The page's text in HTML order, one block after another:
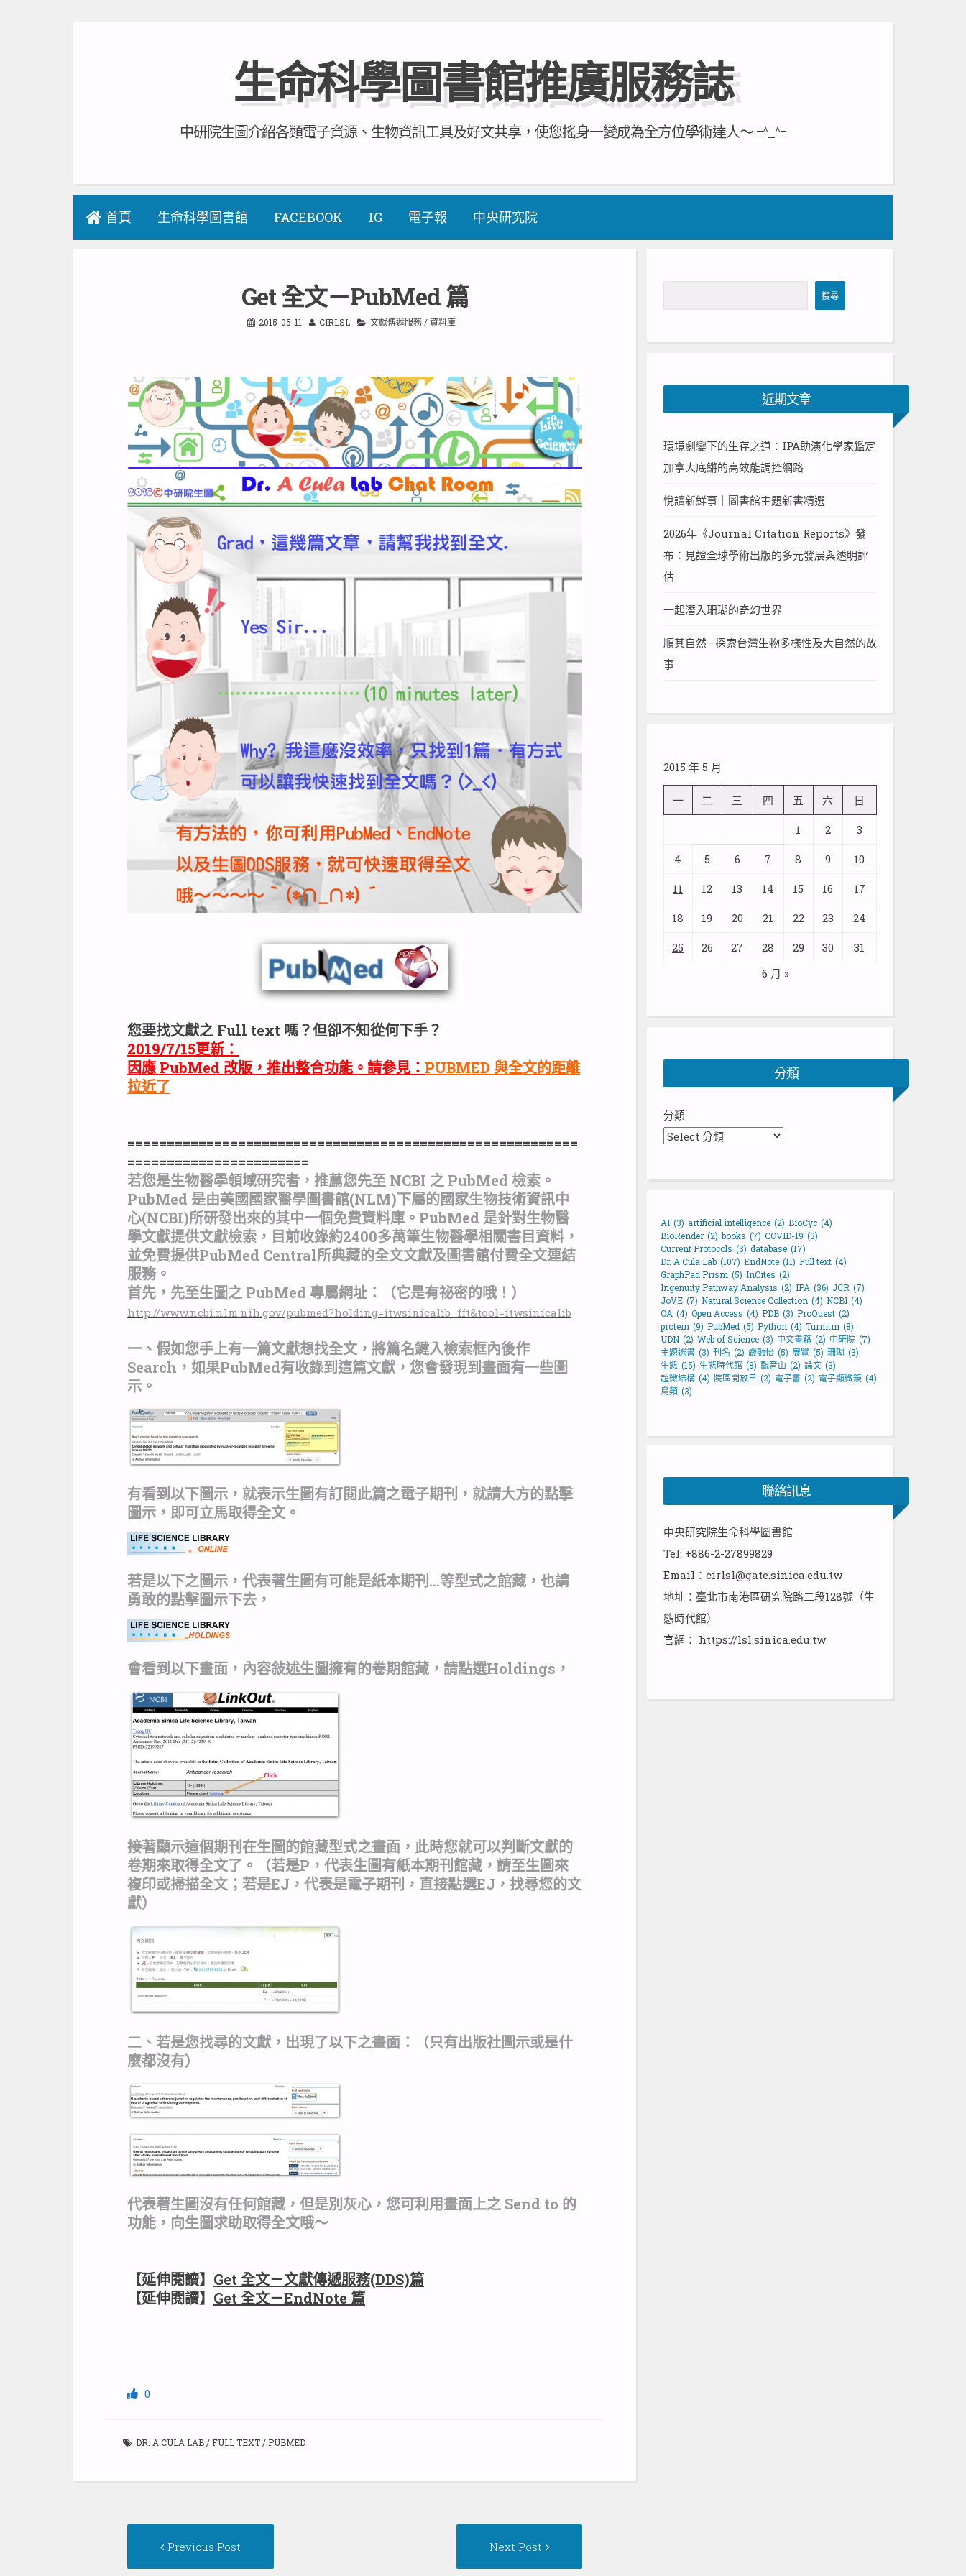
生命科學圖書館推廣服務誌
中研院生圖介紹各類電子資源、生物資訊工具及好文共享，使您搖身一變成為全方位學術達人～ =^_^=
首頁 生命科學圖書館 FACEBOOK IG 電子報 中央研究院
Get 全文－PubMed 篇
2015-05-11 CIRLSL 文獻傳遞服務/資料庫
您要找文獻之 Full text 嗎？但卻不知從何下手？
2019/7/15更新：
因應 PubMed 改版，推出整合功能。請參見： PUBMED 與全文的距離
拉近了
=========================================================
=======================
若您是生物醫學領域研究者，推薦您先至 NCBI 之 PubMed 檢索。
PubMed 是由美國國家醫學圖書館(NLM)下屬的國家生物技術資訊中
心(NCBI)所研發出來的其中一個免費資料庫。PubMed 是針對生物醫
學文獻提供文獻檢索，目前收錄約2400多萬筆生物醫學相關書目資料，
並免費提供PubMed Central所典藏的全文文獻及圖書館付費全文連結
服務。
首先，先至生圖之 PubMed 專屬網址：（它是有祕密的哦！）
http://www.ncbi.nlm.nih.gov/pubmed?holding=itwsinicalib_fft&tool=itwsinicalib
一、假如您手上有一篇文獻想找全文，將篇名鍵入檢索框內後作
Search，如果PubMed有收錄到這篇文獻，您會發現到畫面有一些圖
示。
有看到以下圖示，就表示生圖有訂閱此篇之電子期刊，就請大方的點擊
圖示，即可立馬取得全文。
若是以下之圖示，代表著生圖有可能是紙本期刊...等型式之館藏，也請
勇敢的點擊圖示下去，
會看到以下畫面，內容敍述生圖擁有的卷期館藏，請點選Holdings，
接著顯示這個期刊在生圖的館藏型式之畫面，此時您就可以判斷文獻的
卷期來取得全文了。（若是P，代表生圖有紙本期刊館藏，請至生圖來
複印或掃描全文；若是EJ，代表是電子期刊，直接點選EJ，找尋您的文
獻）
二、若是您找尋的文獻，出現了以下之畫面：（只有出版社圖示或是什
麼都沒有）
代表著生圖沒有任何館藏，但是別灰心，您可利用畫面上之 Send to 的
功能，向生圖求助取得全文哦～
【延伸閱讀】 Get 全文－文獻傳遞服務(DDS)篇
【延伸閱讀】 Get 全文－EndNote 篇
0
DR. A CULA LAB/ FULL TEXT/ PUBMED
navigation
Previous Post Next Post
尋
搜尋
近期文章
環境劇變下的生存之道：IPA助演化學家鑑定
加拿大底鱂的高效能調控網路
悅讀新鮮事｜圖書館主題新書精選
2026年《Journal Citation Reports》發
布：見證全球學術出版的多元發展與透明評
估
一起潛入珊瑚的奇幻世界
順其自然—探索台灣生物多樣性及大自然的故
事
2015 年 5 月
一 二 三 四 五 六 日
1 2 3
4 5 6 7 8 9 10
11 12 13 14 15 16 17
18 19 20 21 22 23 24
25 26 27 28 29 30
31
6 月 »
分類
分類
AI (3) artificial intelligence (2) BioCyc (4)
BioRender (2) books (7) COVID-19 (3)
Current Protocols (3) database (17)
Dr. A Cula Lab (107) EndNote (11) Full text (4)
GraphPad Prism (5) InCites (2)
Ingenuity Pathway Analysis (2) IPA (36) JCR (7)
JoVE (7) Natural Science Collection (4) NCBI (4)
OA (4) Open Access (4) PDB (3) ProQuest (2)
protein (9) PubMed (5) Python (4) Turnitin (8)
UDN (2) Web of Science (3) 中文書籍 (2) 中研院 (7)
主題選書 (3) 刊名 (2) 嚴融怡 (5) 展覽 (5) 珊瑚 (3)
生態 (15) 生態時代館 (8) 觀音山 (2) 論文 (3)
超微結構 (4) 院區開放日 (2) 電子書 (2) 電子顯微鏡 (4)
鳥類 (3)
聯絡訊息
中央研究院生命科學圖書館
Tel: +886-2-27899829
Email：cirlsl@gate.sinica.edu.tw
地址：臺北市南港區研究院路二段128號（生
態時代館）
官網： https://lsl.sinica.edu.tw